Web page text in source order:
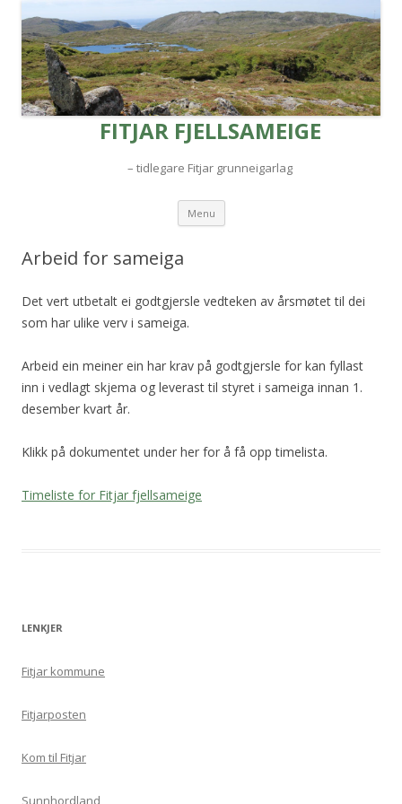
FITJAR FJELLSAMEIGE
– tidlegare Fitjar grunneigarlag
Menu Skip to content
Arbeid for sameiga
Det vert utbetalt ei godtgjersle vedteken av årsmøtet til dei
som har ulike verv i sameiga.
Arbeid ein meiner ein har krav på godtgjersle for kan fyllast
inn i vedlagt skjema og leverast til styret i sameiga innan 1.
desember kvart år.
Klikk på dokumentet under her for å få opp timelista.
Timeliste for Fitjar fjellsameige
LENKJER
Fitjar kommune
Fitjarposten
Kom til Fitjar
Sunnhordland